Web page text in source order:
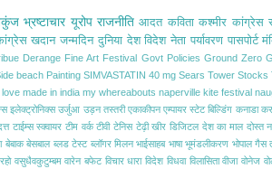
भ्रष्टाचार यूरोप राजनीति आदत कविता कश्मीर कांग्रेस
खदान जन्मदिन दुनिया देश विदेश नेता पर्यावरण पासपोर्ट
Derange Fine Art Festival Govt Policies Ground Zero
beach Painting SIMVASTATIN 40 mg Sears Tower Stocks
love made in india my whereabouts naperville kite festival
इलेक्ट्रोनिक्स उर्जुआ उड़न तस्तरी एकाकीपन एम्पायर स्टेट बिल्डिंग कनाडा कर
टाईम्स स्क्वायर टीम वर्क टीवी टेनिस टेढ़ी खीर डिजिटल देश का माल दोस्त
बेबाक बेसबाल ब्लड टेस्ट ब्लॉगर मिलन भाईसाहब भाषा भूमंडलीकरण भोपाल गैस
वसुधैवकुटुम्बम वारेन बफेट विचार धारा विदेश विधवा विलासिता वीजा वोनेज